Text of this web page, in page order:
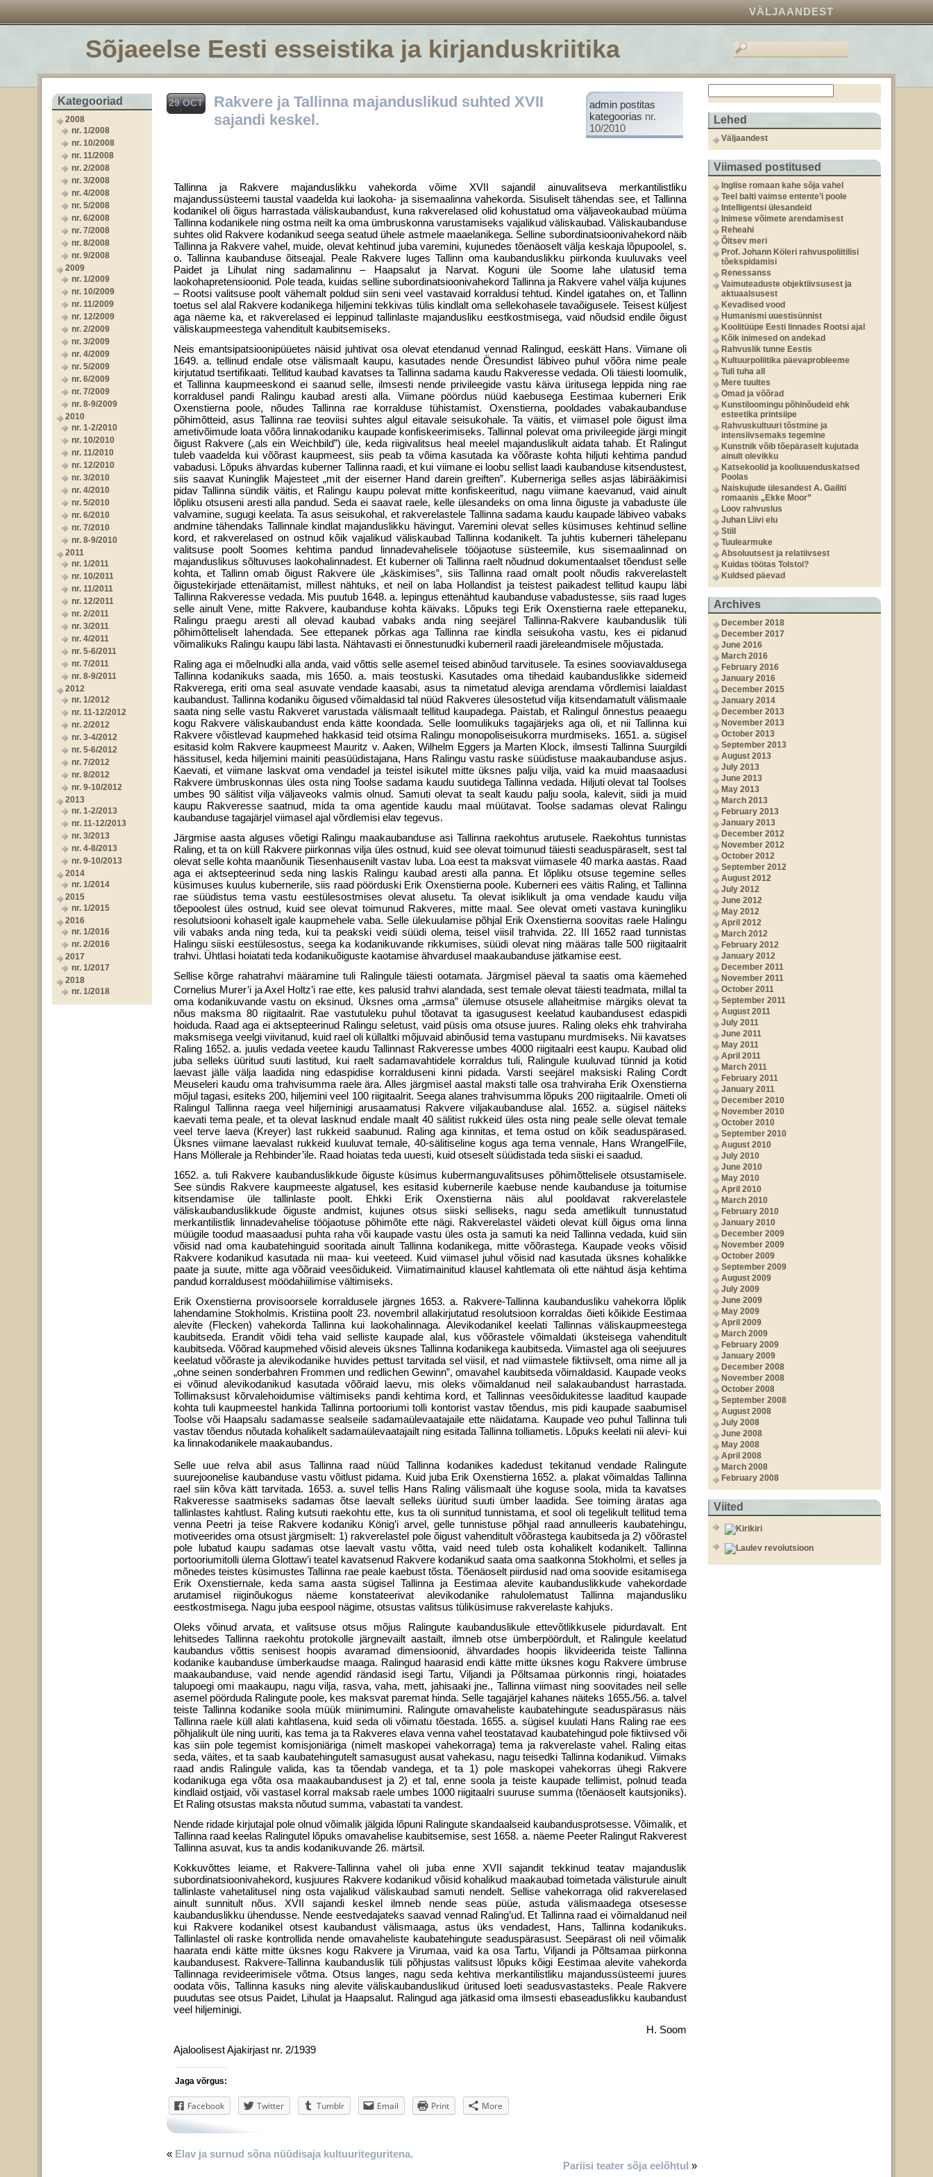
VÄLJAANDEST
Sõjaeelse Eesti esseistika ja kirjanduskriitika
Kategooriad
2008
nr. 1/2008
nr. 10/2008
nr. 11/2008
nr. 2/2008
nr. 3/2008
nr. 4/2008
nr. 5/2008
nr. 6/2008
nr. 7/2008
nr. 8/2008
nr. 9/2008
2009
nr. 1/2009
nr. 10/2009
nr. 11/2009
nr. 12/2009
nr. 2/2009
nr. 3/2009
nr. 4/2009
nr. 5/2009
nr. 6/2009
nr. 7/2009
nr. 8-9/2009
2010
nr. 1-2/2010
nr. 10/2010
nr. 11/2010
nr. 12/2010
nr. 3/2010
nr. 4/2010
nr. 5/2010
nr. 6/2010
nr. 7/2010
nr. 8-9/2010
2011
nr. 1/2011
nr. 10/2011
nr. 11/2011
nr. 12/2011
nr. 2/2011
nr. 3/2011
nr. 4/2011
nr. 5-6/2011
nr. 7/2011
nr. 8-9/2011
2012
nr. 1/2012
nr. 11-12/2012
nr. 2/2012
nr. 3-4/2012
nr. 5-6/2012
nr. 7/2012
nr. 8/2012
nr. 9-10/2012
2013
nr. 1-2/2013
nr. 11-12/2013
nr. 3/2013
nr. 4-8/2013
nr. 9-10/2013
2014
nr. 1/2014
2015
nr. 1/2015
2016
nr. 1/2016
nr. 2/2016
2017
nr. 1/2017
2018
nr. 1/2018
Lehed
Väljaandest
Viimased postitused
Inglise romaan kahe sõja vahel
Teel balti vaimse entente’i poole
Intelligentsi ülesandeid
Inimese võimete arendamisest
Reheahi
Õitsev meri
Prof. Johann Köleri rahvuspoliitilisi
tõekspidamisi
Renessanss
Vaimuteaduste objektiivsusest ja
aktuaalsusest
Kevadised vood
Humanismi uuestisünnist
Koolitüüpe Eesti linnades Rootsi ajal
Kõik inimesed on andekad
Rahvuslik tunne Eestis
Kultuurpoliitika päevaprobleeme
Tuli tuha all
Mere tuultes
Omad ja võõrad
Kunstiloomingu põhinõudeid ehk
esteetika printsiipe
Rahvuskultuuri tõstmine ja
intensiivsemaks tegemine
Kunstnik võib tõepäraselt kujutada
ainult olevikku
Katsekoolid ja kooliuuenduskatsed
Poolas
Naiskujude ülesandest A. Gailiti
romaanis „Ekke Moor”
Loov rahvuslus
Juhan Liivi elu
Stiil
Tuulearmuke
Absoluutsest ja relatiivsest
Kuidas töötas Tolstoi?
Kuldsed päevad
Archives
December 2018
December 2017
June 2016
March 2016
February 2016
January 2016
December 2015
January 2014
December 2013
November 2013
October 2013
September 2013
August 2013
July 2013
June 2013
May 2013
March 2013
February 2013
January 2013
December 2012
November 2012
October 2012
September 2012
August 2012
July 2012
June 2012
May 2012
April 2012
March 2012
February 2012
January 2012
December 2011
November 2011
October 2011
September 2011
August 2011
July 2011
June 2011
May 2011
April 2011
March 2011
February 2011
January 2011
December 2010
November 2010
October 2010
September 2010
August 2010
July 2010
June 2010
May 2010
April 2010
March 2010
February 2010
January 2010
December 2009
November 2009
October 2009
September 2009
August 2009
July 2009
June 2009
May 2009
April 2009
March 2009
February 2009
January 2009
December 2008
November 2008
October 2008
September 2008
August 2008
July 2008
June 2008
May 2008
April 2008
March 2008
February 2008
Viited
admin postitas
kategoorias nr.
10/2010
29 OCT
Rakvere ja Tallinna majanduslikud suhted XVII
sajandi keskel.
Tallinna ja Rakvere majanduslikku vahekorda võime XVII sajandil ainuvalitseva merkantilistliku
majandussüsteemi taustal vaadelda kui laokoha- ja sisemaalinna vahekorda. Sisuliselt tähendas see, et Tallinna
kodanikel oli õigus harrastada väliskaubandust, kuna rakverelased olid kohustatud oma väljaveokaubad müüma
Tallinna kodanikele ning ostma neilt ka oma ümbruskonna varustamiseks vajalikud väliskaubad. Väliskaubanduse
suhtes olid Rakvere kodanikud seega seatud ühele astmele maaelanikega. Selline subordinatsioonivahekord näib
Tallinna ja Rakvere vahel, muide, olevat kehtinud juba varemini, kujunedes tõenäoselt välja keskaja lõpupoolel, s.
o. Tallinna kaubanduse õitseajal. Peale Rakvere luges Tallinn oma kaubanduslikku piirkonda kuuluvaks veel
Paidet ja Lihulat ning sadamalinnu – Haapsalut ja Narvat. Koguni üle Soome lahe ulatusid tema
laokohapretensioonid. Pole teada, kuidas selline subordinatsioonivahekord Tallinna ja Rakvere vahel välja kujunes
– Rootsi valitsuse poolt vähemalt poldud siin seni veel vastavaid korraldusi tehtud. Kindel igatahes on, et Tallinn
toetus sel alal Rakvere kodanikega hiljemini tekkivas tülis kindlalt oma sellekohasele tavaõigusele. Teisest küljest
aga näeme ka, et rakverelased ei leppinud tallinlaste majandusliku eestkostmisega, vaid nõudsid endile õigust
väliskaupmeestega vahenditult kaubitsemiseks.
Neis emantsipatsioonipüüetes näisid juhtivat osa olevat etendanud vennad Ralingud, eeskätt Hans. Viimane oli
1649. a. tellinud endale otse välismaalt kaupu, kasutades nende Öresundist läbiveo puhul võõra nime peale
kirjutatud tsertifikaati. Tellitud kaubad kavatses ta Tallinna sadama kaudu Rakveresse vedada. Oli täiesti loomulik,
et Tallinna kaupmeeskond ei saanud selle, ilmsesti nende privileegide vastu käiva üritusega leppida ning rae
korraldusel pandi Ralingu kaubad aresti alla. Viimane pöördus nüüd kaebusega Eestimaa kuberneri Erik
Oxenstierna poole, nõudes Tallinna rae korralduse tühistamist. Oxenstierna, pooldades vabakaubanduse
põhimõtteid, asus Tallinna rae teoviisi suhtes algul eitavale seisukohale. Ta väitis, et viimasel pole õigust ilma
ametivõimude loata võõra linnakodaniku kaupade konfiskeerimiseks. Tallinnal polevat oma privileegide järgi mingit
õigust Rakvere („als ein Weichbild”) üle, keda riigivalitsus heal meelel majanduslikult aidata tahab. Et Ralingut
tuleb vaadelda kui võõrast kaupmeest, siis peab ta võima kasutada ka võõraste kohta hiljuti kehtima pandud
vabadusi. Lõpuks ähvardas kuberner Tallinna raadi, et kui viimane ei loobu sellist laadi kaubanduse kitsendustest,
siis saavat Kuninglik Majesteet „mit der eiserner Hand darein greiften”. Kuberneriga selles asjas läbirääkimisi
pidav Tallinna sündik väitis, et Ralingu kaupu polevat mitte konfiskeeritud, nagu viimane kaevanud, vaid ainult
lõpliku otsuseni aresti alla pandud. Seda ei saavat raele, kelle ülesandeks on oma linna õiguste ja vabaduste üle
valvamine, sugugi keelata. Ta asus seisukohal, et rakverelastele Tallinna sadama kaudu kaupade läbiveo vabaks
andmine tähendaks Tallinnale kindlat majanduslikku hävingut. Varemini olevat selles küsimuses kehtinud selline
kord, et rakverelased on ostnud kõik vajalikud väliskaubad Tallinna kodanikelt. Ta juhtis kuberneri tähelepanu
valitsuse poolt Soomes kehtima pandud linnadevahelisele tööjaotuse süsteemile, kus sisemaalinnad on
majanduslikus sõltuvuses laokohalinnadest. Et kuberner oli Tallinna raelt nõudnud dokumentaalset tõendust selle
kohta, et Tallinn omab õigust Rakvere üle „käskimises”, siis Tallinna raad omalt poolt nõudis rakverelastelt
õigustekirjade ettenäitamist, millest nähtuks, et neil on laba Hollandist ja teistest paikadest tellitud kaupu läbi
Tallinna Rakveresse vedada. Mis puutub 1648. a. lepingus ettenähtud kaubanduse vabadustesse, siis raad luges
selle ainult Vene, mitte Rakvere, kaubanduse kohta käivaks. Lõpuks tegi Erik Oxenstierna raele ettepaneku,
Ralingu praegu aresti all olevad kaubad vabaks anda ning seejärel Tallinna-Rakvere kaubanduslik tüli
põhimõtteliselt lahendada. See ettepanek põrkas aga Tallinna rae kindla seisukoha vastu, kes ei pidanud
võimalikuks Ralingu kaupu läbi lasta. Nähtavasti ei õnnestunudki kuberneril raadi järeleandmisele mõjustada.
Raling aga ei mõelnudki alla anda, vaid võttis selle asemel teised abinõud tarvitusele. Ta esines sooviavaldusega
Tallinna kodanikuks saada, mis 1650. a. mais teostuski. Kasutades oma tihedaid kaubanduslikke sidemeid
Rakverega, eriti oma seal asuvate vendade kaasabi, asus ta nimetatud aleviga arendama võrdlemisi laialdast
kaubandust. Tallinna kodaniku õigused võimaldasid tal nüüd Rakveres ülesostetud vilja kitsendamatult välismaale
saata ning selle vastu Rakveret varustada välismaalt tellitud kaupadega. Paistab, et Ralingul õnnestus peaaegu
kogu Rakvere väliskaubandust enda kätte koondada. Selle loomulikuks tagajärjeks aga oli, et nii Tallinna kui
Rakvere võistlevad kaupmehed hakkasid teid otsima Ralingu monopoliseisukorra murdmiseks. 1651. a. sügisel
esitasid kolm Rakvere kaupmeest Mauritz v. Aaken, Wilhelm Eggers ja Marten Klock, ilmsesti Tallinna Suurgildi
hässitusel, keda hiljemini mainiti peasüüdistajana, Hans Ralingu vastu raske süüdistuse maakaubanduse asjus.
Kaevati, et viimane laskvat oma vendadel ja teistel isikutel mitte üksnes palju vilja, vaid ka muid maasaadusi
Rakvere ümbruskonnas üles osta ning Toolse sadama kaudu suutidega Tallinna vedada. Hiljuti olevat tal Toolses
umbes 90 sälitist vilja väljaveoks valmis olnud. Samuti olevat ta sealt kaudu palju soola, kalevit, siidi ja muid
kaupu Rakveresse saatnud, mida ta oma agentide kaudu maal müütavat. Toolse sadamas olevat Ralingu
kaubanduse tagajärjel viimasel ajal võrdlemisi elav tegevus.
Järgmise aasta alguses võetigi Ralingu maakaubanduse asi Tallinna raekohtus arutusele. Raekohtus tunnistas
Raling, et ta on küll Rakvere piirkonnas vilja üles ostnud, kuid see olevat toimunud täiesti seaduspäraselt, sest tal
olevat selle kohta maanõunik Tiesenhausenilt vastav luba. Loa eest ta maksvat viimasele 40 marka aastas. Raad
aga ei aktsepteerinud seda ning laskis Ralingu kaubad aresti alla panna. Et lõpliku otsuse tegemine selles
küsimuses kuulus kubernerile, siis raad pöörduski Erik Oxenstierna poole. Kuberneri ees väitis Raling, et Tallinna
rae süüdistus tema vastu eestülesostmises olevat alusetu. Ta olevat isiklikult ja oma vendade kaudu vilja
tõepoolest üles ostnud, kuid see olevat toimunud Rakveres, mitte maal. See olevat ometi vastava kuningliku
resolutsiooni kohaselt igale kaupmehele vaba. Selle ülekuulamise põhjal Erik Oxenstierna soovitas raele Halingu
vili vabaks anda ning teda, kui ta peakski veidi süüdi olema, teisel viisil trahvida. 22. III 1652 raad tunnistas
Halingu siiski eestülesostus, seega ka kodanikuvande rikkumises, süüdi olevat ning määras talle 500 riigitaalrit
trahvi. Ühtlasi hoiatati teda kodanikuõiguste kaotamise ähvardusel maakaubanduse jätkamise eest.
Sellise kõrge rahatrahvi määramine tuli Ralingule täiesti ootamata. Järgmisel päeval ta saatis oma käemehed
Cornelius Murer’i ja Axel Holtz’i rae ette, kes palusid trahvi alandada, sest temale olevat täiesti teadmata, millal ta
oma kodanikuvande vastu on eksinud. Üksnes oma „armsa” ülemuse otsusele allaheitmise märgiks olevat ta
nõus maksma 80 riigitaalrit. Rae vastutuleku puhul tõotavat ta igasugusest keelatud kaubandusest edaspidi
hoiduda. Raad aga ei aktsepteerinud Ralingu seletust, vaid püsis oma otsuse juures. Raling oleks ehk trahviraha
maksmisega veelgi viivitanud, kuid rael oli küllaltki mõjuvaid abinõusid tema vastupanu murdmiseks. Nii kavatses
Raling 1652. a. juulis vedada veetee kaudu Tallinnast Rakveresse umbes 4000 riigitaalri eest kaupu. Kaubad olid
juba selleks üüritud suuti lastitud, kui raelt sadamavahtidele korraldus tuli, Ralingule kuuluvad tünnid ja kotid
laevast jälle välja laadida ning edaspidise korralduseni kinni pidada. Varsti seejärel maksiski Raling Cordt
Meuseleri kaudu oma trahvisumma raele ära. Alles järgmisel aastal maksti talle osa trahviraha Erik Oxenstierna
mõjul tagasi, esiteks 200, hiljemini veel 100 riigitaalrit. Seega alanes trahvisumma lõpuks 200 riigitaalrile. Ometi oli
Ralingul Tallinna raega veel hiljeminigi arusaamatusi Rakvere viljakaubanduse alal. 1652. a. sügisel näiteks
kaevati tema peale, et ta olevat lasknud endale maalt 40 sälitist rukkeid üles osta ning peale selle olevat temale
veel terve laeva (Kreyer) last rukkeid saabunud. Raling aga kinnitas, et tema ostud on kõik seaduspärased.
Üksnes viimane laevalast rukkeid kuuluvat temale, 40-sälitiseline kogus aga tema vennale, Hans WrangelFile,
Hans Möllerale ja Rehbinder’ile. Raad hoiatas teda uuesti, kuid otseselt süüdistada teda siiski ei saadud.
1652. a. tuli Rakvere kaubanduslikkude õiguste küsimus kubermanguvalitsuses põhimõttelisele otsustamisele.
See sündis Rakvere kaupmeeste algatusel, kes esitasid kubernerile kaebuse nende kaubanduse ja toitumise
kitsendamise üle tallinlaste poolt. Ehkki Erik Oxenstierna näis alul pooldavat rakverelastele
väliskaubanduslikkude õiguste andmist, kujunes otsus siiski selliseks, nagu seda ametlikult tunnustatud
merkantilistlik linnadevahelise tööjaotuse põhimõte ette nägi. Rakverelastel väideti olevat küll õigus oma linna
müügile toodud maasaadusi puhta raha või kaupade vastu üles osta ja samuti ka neid Tallinna vedada, kuid siin
võisid nad oma kaubatehinguid sooritada ainult Tallinna kodanikega, mitte võõrastega. Kaupade veoks võisid
Rakvere kodanikud kasutada nii maa- kui veeteed. Kuid viimasel juhul võisid nad kasutada üksnes kohalikke
paate ja suute, mitte aga võõraid veesõidukeid. Viimatimainitud klausel kahtlemata oli ette nähtud äsja kehtima
pandud korraldusest möödahiilimise vältimiseks.
Erik Oxenstierna provisoorsele korraldusele järgnes 1653. a. Rakvere-Tallinna kaubandusliku vahekorra lõplik
lahendamine Stokholmis. Kristiina poolt 23. novembril allakirjutatud resolutsioon korraldas õieti kõikide Eestimaa
alevite (Flecken) vahekorda Tallinna kui laokohalinnaga. Alevikodanikel keelati Tallinnas väliskaupmeestega
kaubitseda. Erandit võidi teha vaid selliste kaupade alal, kus võõrastele võimaldati üksteisega vahenditult
kaubitseda. Võõrad kaupmehed võisid aleveis üksnes Tallinna kodanikega kaubitseda. Viimastel aga oli seejuures
keelatud võõraste ja alevikodanike huvides pettust tarvitada sel viisil, et nad viimastele fiktiivselt, oma nime all ja
„ohne seinen sonderbahren Frommen und redlichen Gewinn”, omavahel kaubitseda võimaldasid. Kaupade veoks
ei võinud alevikodanikud kasutada võõraid laevu, mis oleks võimaldanud neil salakaubandust harrastada.
Tollimaksust kõrvalehoidumise vältimiseks pandi kehtima kord, et Tallinnas veesõidukitesse laaditud kaupade
kohta tuli kaupmeestel hankida Tallinna portooriumi tolli kontorist vastav tõendus, mis pidi kaupade saabumisel
Toolse või Haapsalu sadamasse sealseile sadamaülevaatajaile ette näidatama. Kaupade veo puhul Tallinna tuli
vastav tõendus nõutada kohalikelt sadamaülevaatajailt ning esitada Tallinna tolliametis. Lõpuks keelati nii alevi- kui
ka linnakodanikele maakaubandus.
Selle uue relva abil asus Tallinna raad nüüd Tallinna kodanikes kadedust
tekitanud vendade Ralingute
suurejoonelise kaubanduse vastu võitlust pidama. Kuid juba Erik Oxenstierna 1652. a. plakat võimaldas Tallinna
rael siin kõva kätt tarvitada. 1653. a. suvel tellis Hans Raling välismaalt ühe koguse soola, mida ta kavatses
Rakveresse saatmiseks sadamas õtse laevalt selleks üüritud suuti ümber laadida. See toiming äratas aga
tallinlastes kahtlust. Raling kutsuti raekohtu ette, kus ta oli sunnitud tunnistama, et sool oli tegelikult tellitud tema
venna Peetri ja teise Rakvere kodaniku König’i arvel, gelle tunnistuse põhjal raad annulleeris kaubatehingu,
motiveerides oma otsust järgmiselt: 1) rakverelastel pole õigust vahenditult võõrastega kaubitseda ja 2) võõrastel
pole lubatud kaupu sadamas otse laevalt vastu võtta, vaid need tuleb osta kohalikelt kodanikelt. Tallinna
portooriumitolli ülema Glottaw’i teatel kavatsenud Rakvere kodanikud saata oma saatkonna Stokholmi, et selles ja
mõnedes teistes küsimustes Tallinna rae peale kaebust tõsta. Tõenäoselt piirdusid nad oma soovide esitamisega
Erik Oxenstiernale, keda sama aasta sügisel Tallinna ja Eestimaa alevite kaubanduslikkude vahekordade
arutamisel riiginõukogus näeme konstateerivat alevikodanike rahulolematust Tallinna majandusliku
eestkostmisega. Nagu juba eespool nägime, otsustas valitsus tüliküsimuse rakverelaste kahjuks.
Oleks võinud arvata, et valitsuse otsus mõjus Ralingute kaubanduslikule ettevõtlikkusele pidurdavalt. Ent
lehitsedes Tallinna raekohtu protokolle järgnevailt aastailt, ilmneb otse ümberpöördult, et Ralingule keelatud
kaubandus võttis senisest hoopis avaramad dimensioonid, ähvardades hoopis likvideerida teiste Tallinna
kodanike kaubanduse ümberkaudse maaga. Ralingud haarasid endi kätte mitte üksnes kogu Rakvere ümbruse
maakaubanduse, vaid nende agendid rändasid isegi Tartu, Viljandi ja Põltsamaa pürkonnis ringi, hoiatades
talupoegi omi maakaupu, nagu vilja, rasva, vaha, mett, jahisaaki jne., Tallinna viimast ning soovitades neil selle
asemel pöörduda Ralingute poole, kes maksvat paremat hinda. Selle tagajärjel kahanes näiteks 1655./56. a. talvel
teiste Tallinna kodanike soola müük miinimumini. Ralingute omavaheliste kaubatehingute seaduspärasus näis
Tallinna raele küll alati kahtlasena, kuid seda oli võimatu tõestada. 1655. a. sügisel kuulati Hans Raling rae ees
põhjalikult üle ning uuriti, kas tema ja ta Rakveres elava venna vahel teostatavad kaubatehingud pole fiktiivsed või
kas siin pole tegemist komisjoniäriga (nimelt maskopei vahekorraga) tema ja rakverelaste vahel. Raling eitas
seda, väites, et ta saab kaubatehingutelt samasugust ausat vahekasu, nagu teisedki Tallinna kodanikud. Viimaks
raad andis Ralingule valida, kas ta tõendab vandega, et ta 1) pole maskopei vahekorras ühegi Rakvere
kodanikuga ega võta osa maakaubandusest ja 2) et tal, enne soola ja teiste kaupade tellimist, polnud teada
kindlaid ostjaid, või vastasel korral maksab raele umbes 1000 riigitaalri suuruse summa (tõenäoselt kautsjoniks).
Et Raling otsustas maksta nõutud summa, vabastati ta vandest.
Nende ridade kirjutajal pole olnud võimalik jälgida lõpuni Ralingute skandaalseid kaubandusprotsesse. Võimalik, et
Tallinna raad keelas Ralingutel lõpuks omavahelise kaubitsemise, sest 1658. a. näeme Peeter Ralingut Rakverest
Tallinna asuvat, kus ta andis kodanikuvande 26. märtsil.
Kokkuvõttes leiame, et Rakvere-Tallinna vahel oli juba enne XVII sajandit tekkinud teatav majanduslik
subordinatsioonivahekord, kusjuures Rakvere kodanikud võisid kohalikud maakaubad toimetada välisturule ainult
tallinlaste vahetalitusel ning osta vajalikud väliskaubad samuti nendelt. Sellise vahekorraga olid rakverelased
ainult sunnitult nõus. XVII sajandi keskel ilmneb nende seas püüe, astuda välismaadega otsesesse
kaubanduslikku ühendusse. Nende eestvedajateks saavad vennad Raling’ud. Et Tallinna raad ei võimaldanud neil
kui Rakvere kodanikel otsest kaubandust välismaaga, astus üks vendadest, Hans, Tallinna kodanikuks.
Tallinlastel oli raske kontrollida nende omavaheliste kaubatehingute seaduspärasust. Seepärast oli neil võimalik
haarata endi kätte mitte üksnes kogu Rakvere ja Virumaa, vaid ka osa Tartu, Viljandi ja Põltsamaa piirkonna
kaubandusest. Rakvere-Tallinna kaubanduslik tüli põhjustas valitsust lõpuks kõigi Eestimaa alevite vahekorda
Tallinnaga revideerimisele võtma. Otsus langes, nagu seda kehtiva merkantilistliku majandussüsteemi juures
oodata võis, Tallinna kasuks ning alevite väliskaubanduslikud üritused loeti seadusvastasteks. Peale Rakvere
puudutas see otsus Paidet, Lihulat ja Haapsalut. Ralingud aga jätkasid oma ilmsesti ebaseaduslikku kaubandust
veel hiljeminigi.
H. Soom
Ajaloolisest Ajakirjast nr. 2/1939
Jaga võrgus:
Facebook Twitter Tumblr Email Print More
« Elav ja surnud sõna nüüdisaja kultuuriteguritena.
Pariisi teater sõja eelõhtul »